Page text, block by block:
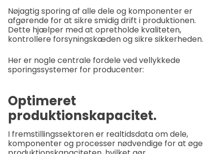
Nøjagtig sporing af alle dele og komponenter er
afgørende for at sikre smidig drift i produktionen.
Dette hjælper med at opretholde kvaliteten,
kontrollere forsyningskæden og sikre sikkerheden.
Her er nogle centrale fordele ved vellykkede
sporingssystemer for producenter:
Optimeret
produktionskapacitet.
I fremstillingssektoren er realtidsdata om dele,
komponenter og processer nødvendige for at øge